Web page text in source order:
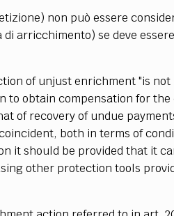
non può essere
arricchimento) se deve
of unjust enrichment "is
obtain compensation for the
of recovery of undue
both in terms of
it should be provided that it
other protection tools